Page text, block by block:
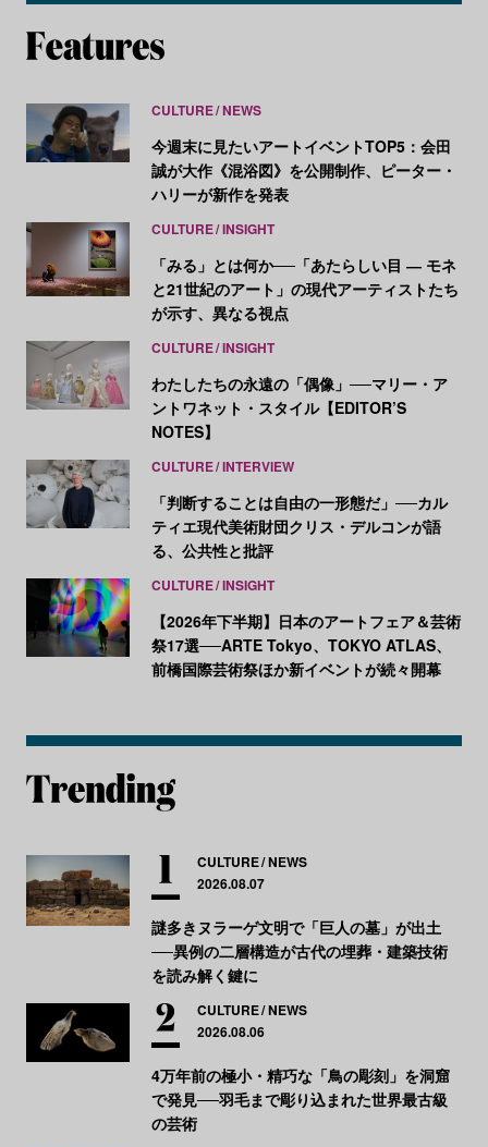
CULTURE NEWS
今週末に見たいアートイベントTOP5：会田
誠が大作《混浴図》を公開制作、ピーター・
ハリーが新作を発表
CULTURE INSIGHT
「みる」とは何か──「あたらしい目 ― モネ
と21世紀のアート」の現代アーティストたち
が示す、異なる視点
CULTURE INSIGHT
わたしたちの永遠の「偶像」──マリー・ア
ントワネット・スタイル【EDITOR’S
NOTES】
CULTURE INTERVIEW
「判断することは自由の一形態だ」──カル
ティエ現代美術財団クリス・デルコンが語
る、公共性と批評
CULTURE INSIGHT
【2026年下半期】日本のアートフェア＆芸術
祭17選──ARTE Tokyo、TOKYO ATLAS、
前橋国際芸術祭ほか新イベントが続々開幕
CULTURE NEWS
2026.08.07
謎多きヌラーゲ文明で「巨人の墓」が出土
──異例の二層構造が古代の埋葬・建築技術
を読み解く鍵に
CULTURE NEWS
2026.08.06
4万年前の極小・精巧な「鳥の彫刻」を洞窟
で発見──羽毛まで彫り込まれた世界最古級
の芸術